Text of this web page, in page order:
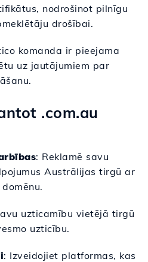
nodrošinot pilnīgu
drošībai.
komanda ir pieejama
uz jautājumiem par
.com.au
: Reklamē savu
Austrālijas tirgū ar
uzticamību vietējā tirgū
uzticību.
: Izveidojiet platformas, kas